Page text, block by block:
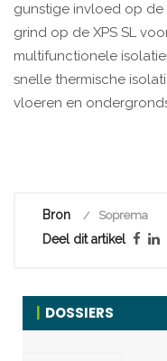
gunstige invloed op
grind op de XPS SL
multifunctionele
snelle thermische
vloeren en
Bron Soprema
Deel dit artikel
DOSSIERS